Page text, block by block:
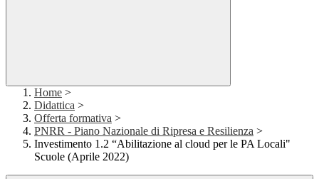
Home >
Didattica >
Offerta formativa >
PNRR - Piano Nazionale di Ripresa e Resilienza >
Investimento 1.2 “Abilitazione al cloud per le PA Locali"
Scuole (Aprile 2022)